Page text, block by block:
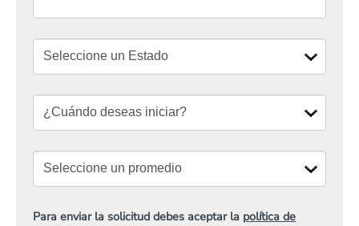
Para enviar la solicitud debes aceptar la política de